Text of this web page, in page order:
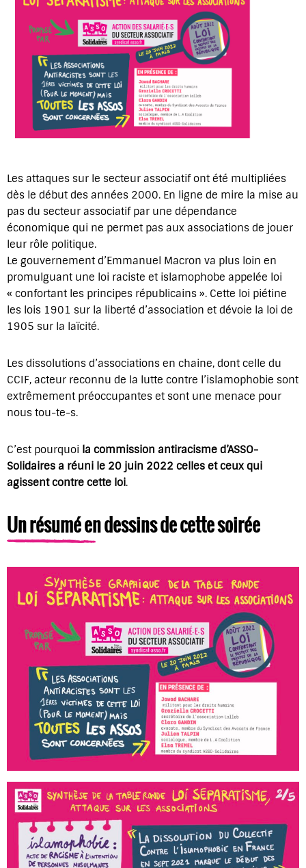
Les attaques sur le secteur associatif ont été multipliées
dès le début des années 2000. En ligne de mire la mise au
pas du secteur associatif par une dépendance
économique qui ne permet pas aux associations de jouer
leur rôle politique.
Le gouvernement d’Emmanuel Macron va plus loin en
promulguant une loi raciste et islamophobe appelée loi
« confortant les principes républicains ». Cette loi piétine
les lois 1901 sur la liberté d’association et dévoie la loi de
1905 sur la laïcité.
Les dissolutions d’associations en chaine, dont celle du
CCIF, acteur reconnu de la lutte contre l’islamophobie sont
extrêmement préoccupantes et sont une menace pour
nous tou-te-s.
C’est pourquoi la commission antiracisme d’ASSO-
Solidaires a réuni le 20 juin 2022 celles et ceux qui
agissent contre cette loi.
Un résumé en dessins de cette soirée